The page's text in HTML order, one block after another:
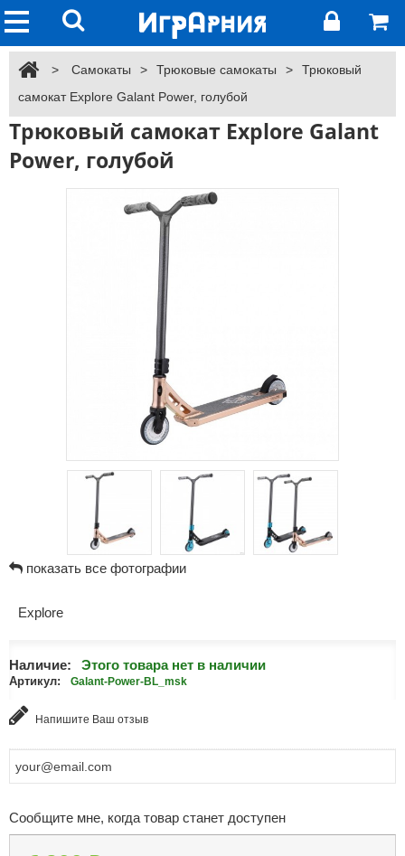
> Самокаты > Трюковые самокаты >
Трюковый
самокат Explore Galant Power, голубой
Трюковый самокат Explore Galant
Power, голубой
показать все фотографии
Explore
Наличие: Этого товара нет в наличии
Артикул: Galant-Power-BL_msk
Напишите Ваш отзыв
Сообщите мне, когда товар станет доступен